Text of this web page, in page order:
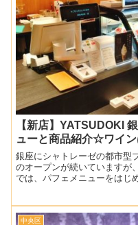
【新店】YATSUDOKI
ューと商品紹介☆ワイン
銀座にシャトレーゼの都市型
のオープンが続いていますが
では、パフェメニューをはじ
中央区